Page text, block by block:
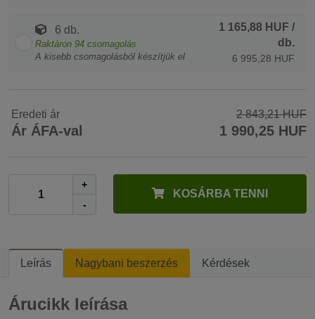
6 db.
Raktáron 94 csomagolás
A kisebb csomagolásból készítjük el
1 165,88 HUF /
db.
6 995,28 HUF
Eredeti ár 2 843,21 HUF
Ár ÁFA-val 1 990,25 HUF
+
-
KOSÁRBA TENNI
Leírás Nagybani beszerzés Kérdések
Árucikk leírása